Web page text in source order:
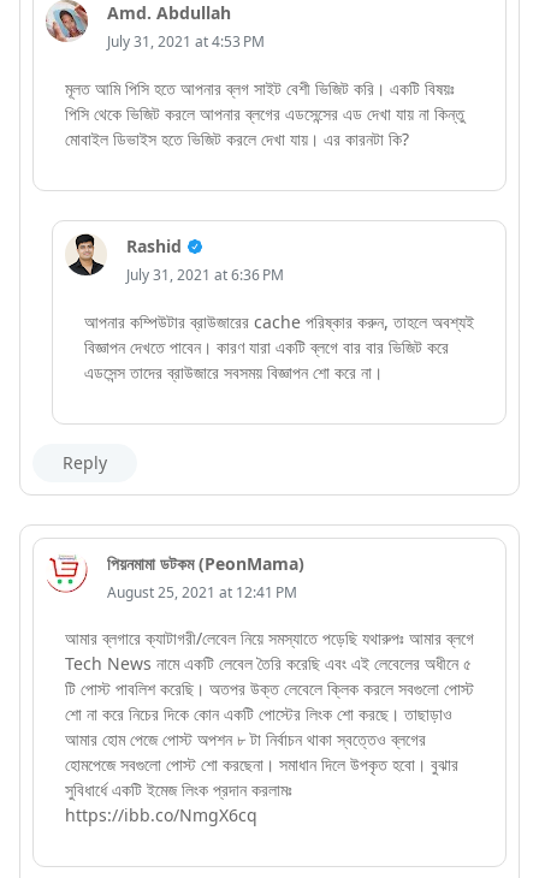
Amd. Abdullah
July 31, 2021 at 4:53 PM
মূলত আমি পিসি হতে আপনার ব্লগ সাইট বেশী ভিজিট করি। একটি বিষয়ঃ
পিসি থেকে ভিজিট করলে আপনার ব্লগের এডসেন্সের এড দেখা যায় না কিন্তু
মোবাইল ডিভাইস হতে ভিজিট করলে দেখা যায়। এর কারনটা কি?
Rashid
July 31, 2021 at 6:36 PM
আপনার কম্পিউটার ব্রাউজারের cache পরিষ্কার করুন, তাহলে অবশ্যই
বিজ্ঞাপন দেখতে পাবেন। কারণ যারা একটি ব্লগে বার বার ভিজিট করে
এডসেন্স তাদের ব্রাউজারে সবসময় বিজ্ঞাপন শো করে না।
Reply
পিয়নমামা ডটকম (PeonMama)
August 25, 2021 at 12:41 PM
আমার ব্লগারে ক্যাটাগরী/লেবেল নিয়ে সমস্যাতে পড়েছি যথারুপঃ আমার ব্লগে
Tech News নামে একটি লেবেল তৈরি করেছি এবং এই লেবেলের অধীনে ৫
টি পোস্ট পাবলিশ করেছি। অতপর উক্ত লেবেলে ক্লিক করলে সবগুলো পোস্ট
শো না করে নিচের দিকে কোন একটি পোস্টের লিংক শো করছে। তাছাড়াও
আমার হোম পেজে পোস্ট অপশন ৮ টা নির্বাচন থাকা স্বত্তেও ব্লগের
হোমপেজে সবগুলো পোস্ট শো করছেনা। সমাধান দিলে উপকৃত হবো। বুঝার
সুবিধার্ধে একটি ইমেজ লিংক প্রদান করলামঃ
https://ibb.co/NmgX6cq